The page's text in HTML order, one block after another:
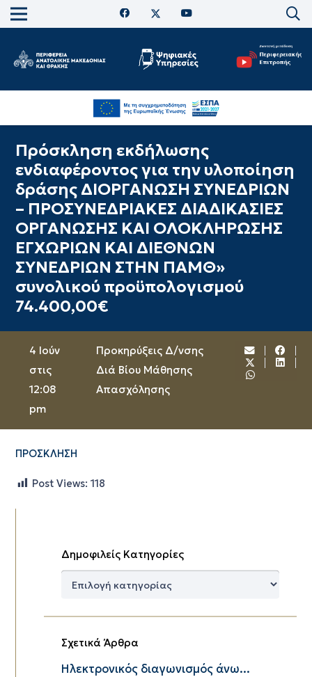
Πρόσκληση εκδήλωσης
ενδιαφέροντος για την υλοποίηση
δράσης ΔΙΟΡΓΑΝΩΣΗ ΣΥΝΕΔΡΙΩΝ
– ΠΡΟΣΥΝΕΔΡΙΑΚΕΣ ΔΙΑΔΙΚΑΣΙΕΣ
ΟΡΓΑΝΩΣΗΣ ΚΑΙ ΟΛΟΚΛΗΡΩΣΗΣ
ΕΓΧΩΡΙΩΝ ΚΑΙ ΔΙΕΘΝΩΝ
ΣΥΝΕΔΡΙΩΝ ΣΤΗΝ ΠΑΜΘ»
συνολικού προϋπολογισμού
74.400,00€
4 Ιούν
στις
12:08
pm
Προκηρύξεις Δ/νσης
Διά Βίου Μάθησης
Απασχόλησης
ΠΡΟΣΚΛΗΣΗ
Post Views: 118
Δημοφιλείς Κατηγορίες
Δημοφιλείς
Σχετικά Άρθρα
Ηλεκτρονικός διαγωνισμός άνω...